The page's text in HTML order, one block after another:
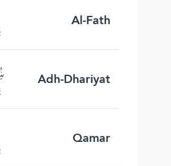
Al-Fath
Adh-Dhariyat
Qamar